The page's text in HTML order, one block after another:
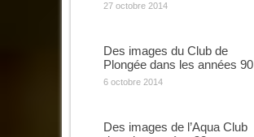
27 octobre 2014
Des images du Club de
Plongée dans les années 90
6 octobre 2014
Des images de l’Aqua Club